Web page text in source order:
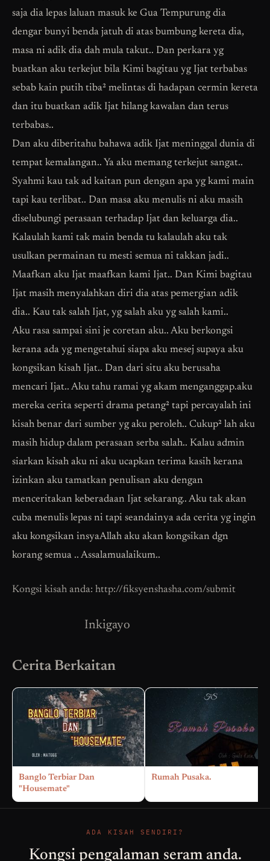
saja dia lepas laluan masuk ke Gua Tempurung dia
dengar bunyi benda jatuh di atas bumbung kereta dia,
masa ni adik dia dah mula takut.. Dan perkara yg
buatkan aku terkejut bila Kimi bagitau yg Ijat terbabas
sebab kain putih tiba² melintas di hadapan cermin kereta
dan itu buatkan adik Ijat hilang kawalan dan terus
terbabas..
Dan aku diberitahu bahawa adik Ijat meninggal dunia di
tempat kemalangan.. Ya aku memang terkejut sangat..
Syahmi kau tak ad kaitan pun dengan apa yg kami main
tapi kau terlibat.. Dan masa aku menulis ni aku masih
diselubungi perasaan terhadap Ijat dan keluarga dia..
Kalaulah kami tak main benda tu kalaulah aku tak
usulkan permainan tu mesti semua ni takkan jadi..
Maafkan aku Ijat maafkan kami Ijat.. Dan Kimi bagitau
Ijat masih menyalahkan diri dia atas pemergian adik
dia.. Kau tak salah Ijat, yg salah aku yg salah kami..
Aku rasa sampai sini je coretan aku.. Aku berkongsi
kerana ada yg mengetahui siapa aku mesej supaya aku
kongsikan kisah Ijat.. Dan dari situ aku berusaha
mencari Ijat.. Aku tahu ramai yg akam menganggap.aku
mereka cerita seperti drama petang² tapi percayalah ini
kisah benar dari sumber yg aku peroleh.. Cukup² lah aku
masih hidup dalam perasaan serba salah.. Kalau admin
siarkan kisah aku ni aku ucapkan terima kasih kerana
izinkan aku tamatkan penulisan aku dengan
menceritakan keberadaan Ijat sekarang.. Aku tak akan
cuba menulis lepas ni tapi seandainya ada cerita yg ingin
aku kongsikan insyaAllah aku akan kongsikan dgn
korang semua .. Assalamualaikum..
Kongsi kisah anda: http://fiksyenshasha.com/submit
Inkigayo
Cerita Berkaitan
Banglo Terbiar Dan
"Housemate"
Rumah Pusaka.
ADA KISAH SENDIRI?
Kongsi pengalaman seram anda.